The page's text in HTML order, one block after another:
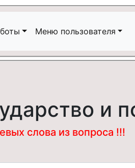
Меню пользователя
и
слова из вопроса !!!